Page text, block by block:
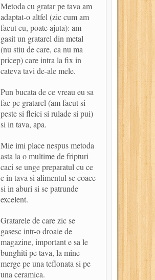
Metoda cu gratar pe tava am
adaptat-o altfel (zic cum am
facut eu, poate ajuta): am
gasit un gratarel din metal
(nu stiu de care, ca nu ma
pricep) care intra la fix in
cateva tavi de-ale mele.
Pun bucata de ce vreau eu sa
fac pe gratarel (am facut si
peste si fleici si rulade si pui)
si in tava, apa.
Mie imi place nespus metoda
asta la o multime de fripturi
caci se unge preparatul cu ce
e in tava si alimentul se coace
si in aburi si se patrunde
excelent.
Gratarele de care zic se
gasesc intr-o droaie de
magazine, important e sa le
bunghiti pe tava, la mine
merge pe una teflonata si pe
una ceramica.